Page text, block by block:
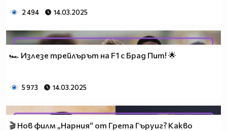
2 494 14.03.2025
🏎️ Излезе трейлърът на F1 с Брад Пит! 🌟
5 973 14.03.2025
🎬 Нов филм „Нарния“ от Грета Гъруиг? Какво